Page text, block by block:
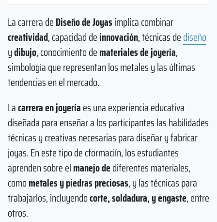
La carrera deDiseño de Joyasimplica combinar
creatividad, capacidad deinnovación, técnicas dediseño
ydibujo, conocimiento demateriales de joyería,
simbología que representan los metales y las últimas
tendencias en el mercado.
Lacarrera en joyeríaes una experiencia educativa
diseñada para enseñar a los participantes las habilidades
técnicas y creativas necesarias para diseñar y fabricar
joyas. En este tipo de cformaciín, los estudiantes
aprenden sobre elmanejo dediferentes materiales,
comometales y piedras preciosas, y las técnicas para
trabajarlos, incluyendocorte, soldadura, y engaste, entre
otros.